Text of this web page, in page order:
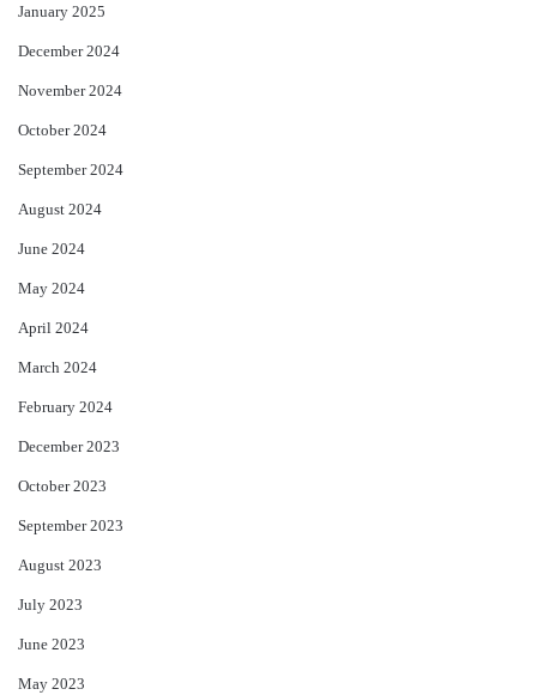
January 2025
December 2024
November 2024
October 2024
September 2024
August 2024
June 2024
May 2024
April 2024
March 2024
February 2024
December 2023
October 2023
September 2023
August 2023
July 2023
June 2023
May 2023